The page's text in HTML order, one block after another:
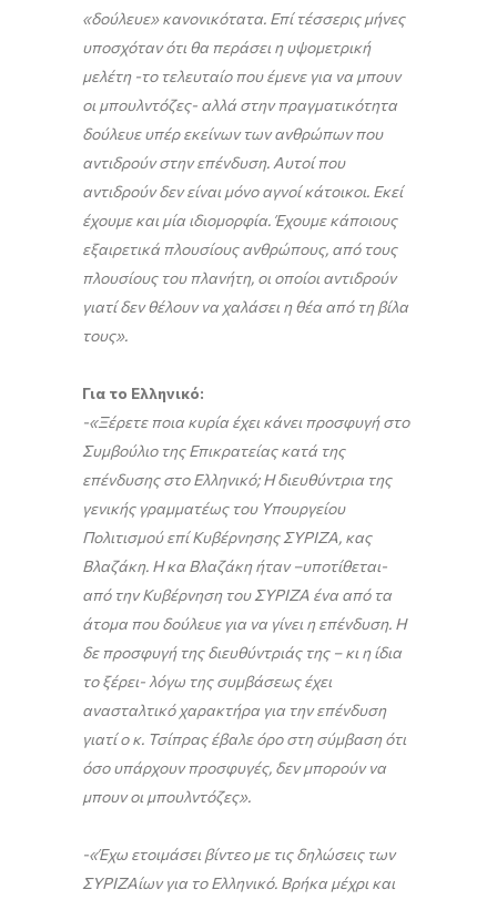
«δούλευε» κανονικότατα. Επί τέσσερις μήνες
υποσχόταν ότι θα περάσει η υψομετρική
μελέτη -το τελευταίο που έμενε για να μπουν
οι μπουλντόζες- αλλά στην πραγματικότητα
δούλευε υπέρ εκείνων των ανθρώπων που
αντιδρούν στην επένδυση. Αυτοί που
αντιδρούν δεν είναι μόνο αγνοί κάτοικοι. Εκεί
έχουμε και μία ιδιομορφία. Έχουμε κάποιους
εξαιρετικά πλουσίους ανθρώπους, από τους
πλουσίους του πλανήτη, οι οποίοι αντιδρούν
γιατί δεν θέλουν να χαλάσει η θέα από τη βίλα
τους».
Για το Ελληνικό:
-«Ξέρετε ποια κυρία έχει κάνει προσφυγή στο
Συμβούλιο της Επικρατείας κατά της
επένδυσης στο Ελληνικό; Η διευθύντρια της
γενικής γραμματέως του Υπουργείου
Πολιτισμού επί Κυβέρνησης ΣΥΡΙΖΑ, κας
Βλαζάκη. Η κα Βλαζάκη ήταν –υποτίθεται-
από την Κυβέρνηση του ΣΥΡΙΖΑ ένα από τα
άτομα που δούλευε για να γίνει η επένδυση. Η
δε προσφυγή της διευθύντριάς της – κι η ίδια
το ξέρει- λόγω της συμβάσεως έχει
ανασταλτικό χαρακτήρα για την επένδυση
γιατί ο κ. Τσίπρας έβαλε όρο στη σύμβαση ότι
όσο υπάρχουν προσφυγές, δεν μπορούν να
μπουν οι μπουλντόζες».
-«Έχω ετοιμάσει βίντεο με τις δηλώσεις των
ΣΥΡΙΖΑίων για το Ελληνικό. Βρήκα μέχρι και